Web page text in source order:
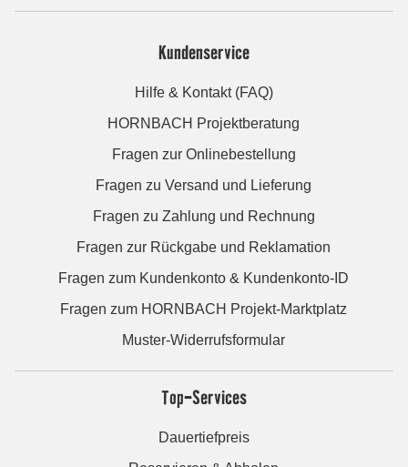
Kundenservice
Hilfe & Kontakt (FAQ)
HORNBACH Projektberatung
Fragen zur Onlinebestellung
Fragen zu Versand und Lieferung
Fragen zu Zahlung und Rechnung
Fragen zur Rückgabe und Reklamation
Fragen zum Kundenkonto & Kundenkonto-ID
Fragen zum HORNBACH Projekt-Marktplatz
Muster-Widerrufsformular
Top-Services
Dauertiefpreis